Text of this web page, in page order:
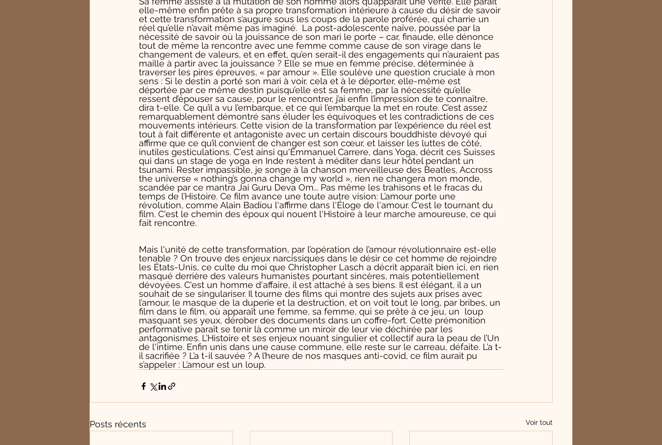
elle-même enfin prête à sa propre transformation intérieure à cause du désir de savoir
et cette transformation s’augure sous les coups de la parole proférée, qui charrie un
réel qu’elle n’avait même pas imaginé.  La post-adolescente naïve, poussée par la
nécessité de savoir où la jouissance de son mari le porte – car, finaude, elle dénonce
tout de même la rencontre avec une femme comme cause de son virage dans le
changement de valeurs, et en effet, qu’en serait-il des engagements qui n’auraient pas
maille à partir avec la jouissance ? Elle se mue en femme précise, déterminée à
traverser les pires épreuves, « par amour ». Elle soulève une question cruciale à mon
sens : Si le destin a porté son mari à voir, cela et à le déporter, elle-même est
déportée par ce même destin puisqu’elle est sa femme, par la nécessité qu’elle
ressent d’épouser sa cause, pour le rencontrer, j’ai enfin l’impression de te connaître,
dira t-elle. Ce qu’il a vu l’embarque, et ce qui l’embarque la met en route. C’est assez
remarquablement démontré sans éluder les équivoques et les contradictions de ces
mouvements intérieurs. Cette vision de la transformation par l’expérience du réel est
tout à fait différente et antagoniste avec un certain discours bouddhiste dévoyé qui
affirme que ce qu’il convient de changer est son cœur, et laisser les luttes de côté,
inutiles gesticulations. C'est ainsi qu'Emmanuel Carrere, dans Yoga, décrit ces Suisses
qui dans un stage de yoga en Inde restent à méditer dans leur hôtel pendant un
tsunami. Rester impassible, je songe à la chanson merveilleuse des Beatles, Accross
the universe « nothing’s gonna change my world », rien ne changera mon monde,
scandée par ce mantra Jai Guru Deva Om... Pas même les trahisons et le fracas du
temps de l’Histoire. Ce film avance une toute autre vision: L’amour porte une
révolution, comme Alain Badiou l'affirme dans l'Éloge de l'amour. C'est le tournant du
film. C'est le chemin des époux qui nouent l'Histoire à leur marche amoureuse, ce qui
fait rencontre.
Mais l'unité de cette transformation, par l’opération de l’amour révolutionnaire est-elle
tenable ? On trouve des enjeux narcissiques dans le désir ce cet homme de rejoindre
les États-Unis, ce culte du moi que Christopher Lasch a décrit apparaît bien ici, en rien
masqué derrière des valeurs humanistes pourtant sincères, mais potentiellement
dévoyées. C'est un homme d'affaire, il est attaché à ses biens. Il est élégant, il a un
souhait de se singulariser. Il tourne des films qui montre des sujets aux prises avec
l’amour, le masque de la duperie et la destruction, et on voit tout le long, par bribes, un
film dans le film, où apparaît une femme, sa femme, qui se prête à ce jeu, un  loup
masquant ses yeux, dérober des documents dans un coffre-fort. Cette prémonition
performative paraît se tenir là comme un miroir de leur vie déchirée par les
antagonismes. L’Histoire et ses enjeux nouant singulier et collectif aura la peau de l’Un
de l'intime. Enfin unis dans une cause commune, elle reste sur le carreau, défaite. L’a t-
il sacrifiée ? L’a t-il sauvée ? A l’heure de nos masques anti-covid, ce film aurait pu
s’appeler : L’amour est un loup.
Posts récents Voir tout